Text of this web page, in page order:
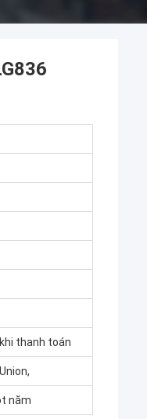
thanh toán
năm